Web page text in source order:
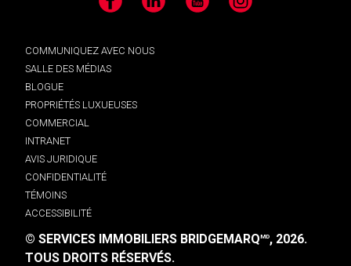
Facebook LinkedIn YouTube Instagram
COMMUNIQUEZ AVEC NOUS
SALLE DES MÉDIAS
BLOGUE
PROPRIÉTÉS LUXUEUSES
COMMERCIAL
INTRANET
AVIS JURIDIQUE
CONFIDENTIALITÉ
TÉMOINS
ACCESSIBILITÉ
© SERVICES IMMOBILIERS BRIDGEMARQMD, 2026.
TOUS DROITS RÉSERVÉS.